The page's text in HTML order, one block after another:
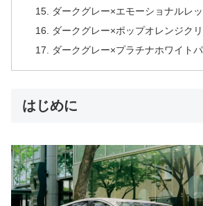
ダークグレー×エモーショナルレ
ダークグレー×ポップオレンジク
ダークグレー×プラチナホワイト
はじめに